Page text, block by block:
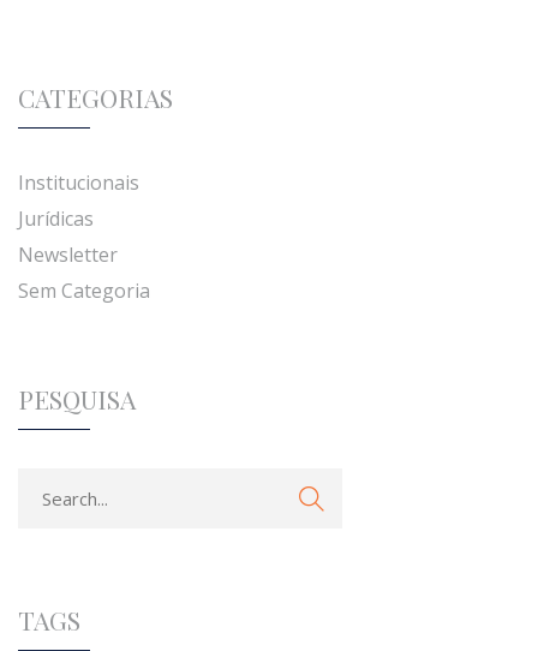
CATEGORIAS
Institucionais
Jurídicas
Newsletter
Sem Categoria
PESQUISA
TAGS